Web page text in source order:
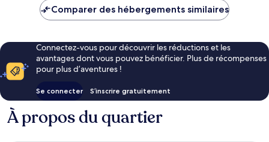
de
Comparer des hébergements similaires
Connectez-vous pour découvrir les réductions et les
avantages dont vous pouvez bénéficier. Plus de récompenses
pour plus d’aventures !
Se connecter S’inscrire gratuitement
À propos du quartier